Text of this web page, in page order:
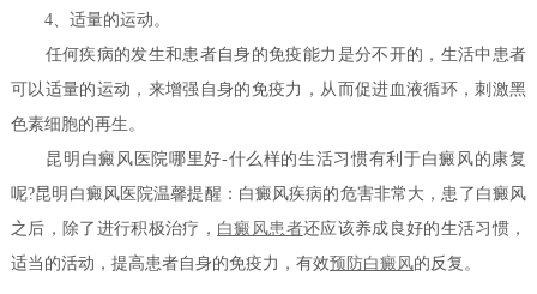
4、适量的运动。
任何疾病的发生和患者自身的免疫能力是分不开的，生活中患者
可以适量的运动，来增强自身的免疫力，从而促进血液循环，刺激黑
色素细胞的再生。
昆明白癜风医院哪里好-什么样的生活习惯有利于白癜风的康复
呢?昆明白癜风医院温馨提醒：白癜风疾病的危害非常大，患了白癜风
之后，除了进行积极治疗， 白癜风患者还应该养成良好的生活习惯，
适当的活动，提高患者自身的免疫力，有效预防白癜风的反复。